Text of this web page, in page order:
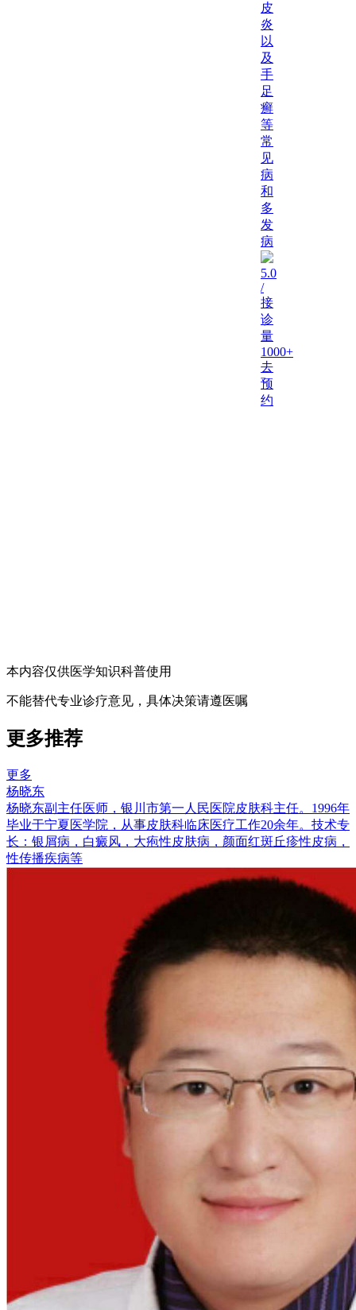
皮
炎
以
及
手
足
癣
等
常
见
病
和
多
发
病
5.0
/
接
诊
量
1000+
去
预
约
本内容仅供医学知识科普使用
不能替代专业诊疗意见，具体决策请遵医嘱
更多推荐
更多
杨晓东
杨晓东副主任医师，银川市第一人民医院皮肤科主任。1996年
毕业于宁夏医学院，从事皮肤科临床医疗工作20余年。技术专
长：银屑病，白癜风，大疱性皮肤病，颜面红斑丘疹性皮病，
性传播疾病等